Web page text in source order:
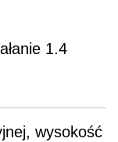
1.4
wysokość